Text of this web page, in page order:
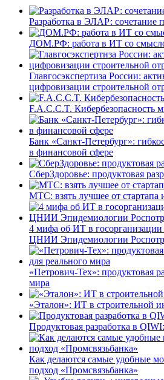
Разработка в ЭЛАР: сочетание
ДОМ.РФ: работа в ИТ со
Главгосэкспертиза России:
цифровизации строительной
F.A.C.C.T. Кибербезопасность
Банк «Санкт-Петербург»:
в финансовой сфере
СберЗдоровье: продуктовая
МТС: взять лучшее от стартапа
4 мифа об ИТ в
ЦНИИ Эпидемиологии
«Петрович-Тех»: продуктовая
мира
«Эталон»: ИТ в строительной
Продуктовая разработка в
Как делаются самые удобные
подход «Промсвязьбанка»